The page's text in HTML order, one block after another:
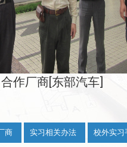
合作厂商[东部汽车]
商 实习相关办法 校外实习